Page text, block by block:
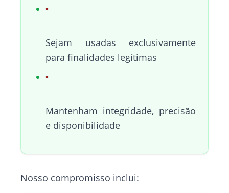
Sejam usadas exclusivamente
para finalidades legítimas
Mantenham integridade, precisão
e disponibilidade
Nosso compromisso inclui: